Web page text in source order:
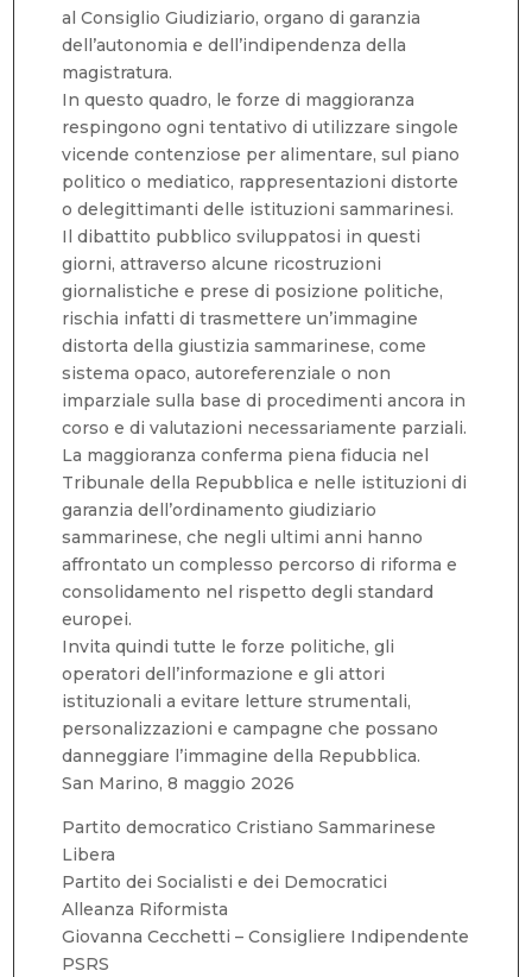
al Consiglio Giudiziario, organo di garanzia
dell’autonomia e dell’indipendenza della
magistratura.
In questo quadro, le forze di maggioranza
respingono ogni tentativo di utilizzare singole
vicende contenziose per alimentare, sul piano
politico o mediatico, rappresentazioni distorte
o delegittimanti delle istituzioni sammarinesi.
Il dibattito pubblico sviluppatosi in questi
giorni, attraverso alcune ricostruzioni
giornalistiche e prese di posizione politiche,
rischia infatti di trasmettere un’immagine
distorta della giustizia sammarinese, come
sistema opaco, autoreferenziale o non
imparziale sulla base di procedimenti ancora in
corso e di valutazioni necessariamente parziali.
La maggioranza conferma piena fiducia nel
Tribunale della Repubblica e nelle istituzioni di
garanzia dell’ordinamento giudiziario
sammarinese, che negli ultimi anni hanno
affrontato un complesso percorso di riforma e
consolidamento nel rispetto degli standard
europei.
Invita quindi tutte le forze politiche, gli
operatori dell’informazione e gli attori
istituzionali a evitare letture strumentali,
personalizzazioni e campagne che possano
danneggiare l’immagine della Repubblica.
San Marino, 8 maggio 2026
Partito democratico Cristiano Sammarinese
Libera
Partito dei Socialisti e dei Democratici
Alleanza Riformista
Giovanna Cecchetti – Consigliere Indipendente
PSRS